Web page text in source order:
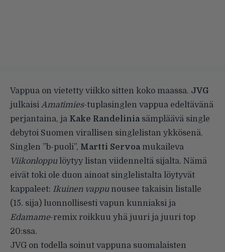
Vappua on vietetty viikko sitten koko maassa. JVG
julkaisi Amatimies-tuplasinglen vappua edeltävänä
perjantaina, ja Kake Randeliniasämpläävä single
debytoi Suomen virallisen singlelistan ykkösenä.
Singlen ”b-puoli”, Martti Servoamukaileva
Viikonloppulöytyy listan viidenneltä sijalta. Nämä
eivät toki ole duon ainoat singlelistalta löytyvät
kappaleet: Ikuinen vappunousee takaisin listalle
(15. sija) luonnollisesti vapun kunniaksi ja
Edamame-remix roikkuu yhä juuri ja juuri top
20:ssa.
JVG on todella soinut vappuna suomalaisten